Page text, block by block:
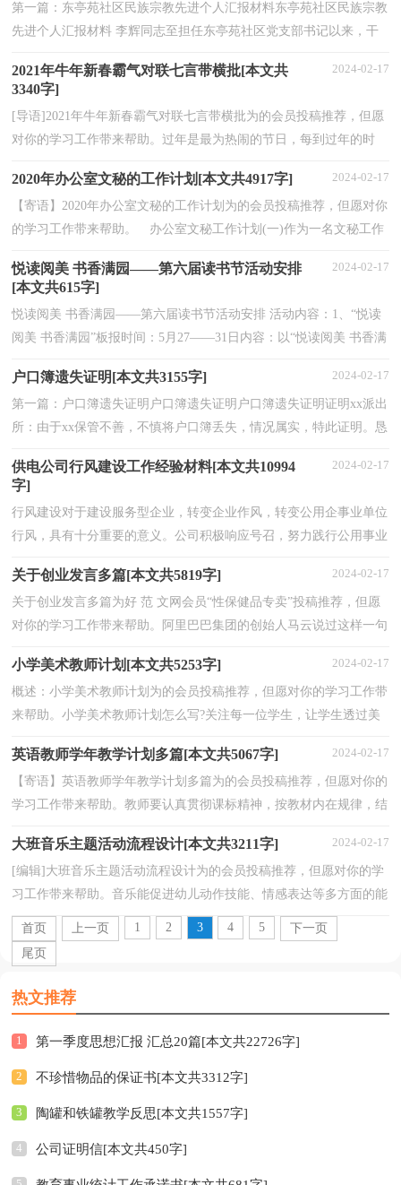
第一篇：东亭苑社区民族宗教先进个人汇报材料东亭苑社区民族宗教
先进个人汇报材料 李辉同志至担任东亭苑社区党支部书记以来，干
2021年牛年新春霸气对联七言带横批[本文共
3340字]
2024-02-17
[导语]2021年牛年新春霸气对联七言带横批为的会员投稿推荐，但愿
对你的学习工作带来帮助。过年是最为热闹的节日，每到过年的时
2020年办公室文秘的工作计划[本文共4917字] 2024-02-17
【寄语】2020年办公室文秘的工作计划为的会员投稿推荐，但愿对你
的学习工作带来帮助。 办公室文秘工作计划(一)作为一名文秘工作
悦读阅美 书香满园——第六届读书节活动安排
[本文共615字]
2024-02-17
悦读阅美 书香满园——第六届读书节活动安排 活动内容：1、“悦读
阅美 书香满园”板报时间：5月27——31日内容：以“悦读阅美 书香满
户口簿遗失证明[本文共3155字] 2024-02-17
第一篇：户口簿遗失证明户口簿遗失证明户口簿遗失证明证明xx派出
所：由于xx保管不善，不慎将户口簿丢失，情况属实，特此证明。恳
供电公司行风建设工作经验材料[本文共10994
字]
2024-02-17
行风建设对于建设服务型企业，转变企业作风，转变公用企事业单位
行风，具有十分重要的意义。公司积极响应号召，努力践行公用事业
关于创业发言多篇[本文共5819字] 2024-02-17
关于创业发言多篇为好 范 文网会员“性保健品专卖”投稿推荐，但愿
对你的学习工作带来帮助。阿里巴巴集团的创始人马云说过这样一句
小学美术教师计划[本文共5253字] 2024-02-17
概述：小学美术教师计划为的会员投稿推荐，但愿对你的学习工作带
来帮助。小学美术教师计划怎么写?关注每一位学生，让学生透过美
英语教师学年教学计划多篇[本文共5067字] 2024-02-17
【寄语】英语教师学年教学计划多篇为的会员投稿推荐，但愿对你的
学习工作带来帮助。教师要认真贯彻课标精神，按教材内在规律，结
大班音乐主题活动流程设计[本文共3211字] 2024-02-17
[编辑]大班音乐主题活动流程设计为的会员投稿推荐，但愿对你的学
习工作带来帮助。音乐能促进幼儿动作技能、情感表达等多方面的能
力，在音乐环境中，孩子能够不断调节自我、改善自...
首页
上一页 1 2 3 4 5
下一页
尾页
热文推荐
1 第一季度思想汇报 汇总20篇[本文共22726字]
2 不珍惜物品的保证书[本文共3312字]
3 陶罐和铁罐教学反思[本文共1557字]
4 公司证明信[本文共450字]